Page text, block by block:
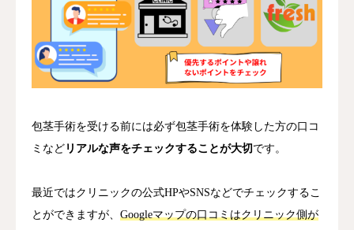
包茎手術を受ける前には必ず包茎手術を体験した方の口コ
ミなど リアルな声をチェックすることが大切 です。
最近ではクリニックの公式HPやSNSなどでチェックするこ
とができますが、 Googleマップの口コミはクリニック側が